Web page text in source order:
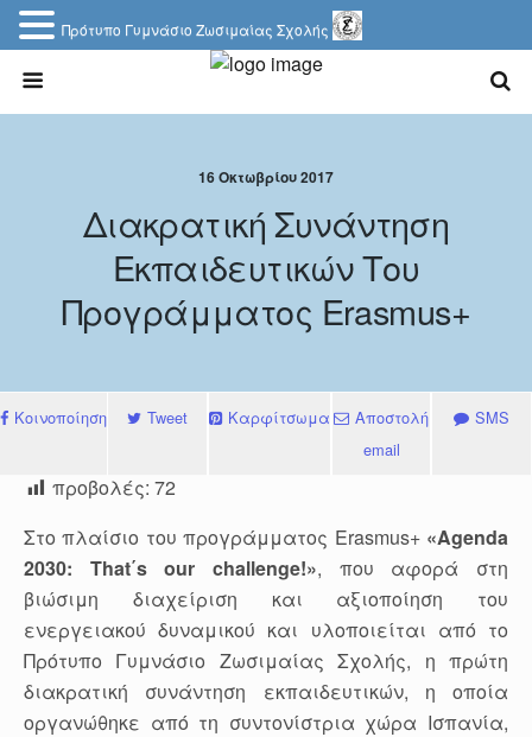
16 Οκτωβρίου 2017
Διακρατική Συνάντηση
Εκπαιδευτικών Του
Προγράμματος Erasmus+
Κοινοποίηση Tweet Καρφίτσωμα
Αποστολή
email
SMS
προβολές: 72
Στο πλαίσιο του προγράμματος Erasmus+ «Agenda
2030: That΄s our challenge!», που αφορά στη
βιώσιμη διαχείριση και αξιοποίηση του
ενεργειακού δυναμικού και υλοποιείται από το
Πρότυπο Γυμνάσιο Ζωσιμαίας Σχολής, η πρώτη
διακρατική συνάντηση εκπαιδευτικών, η οποία
οργανώθηκε από τη συντονίστρια χώρα Ισπανία,
Πρότυπο Γυμνάσιο Ζωσιμαίας Σχολής